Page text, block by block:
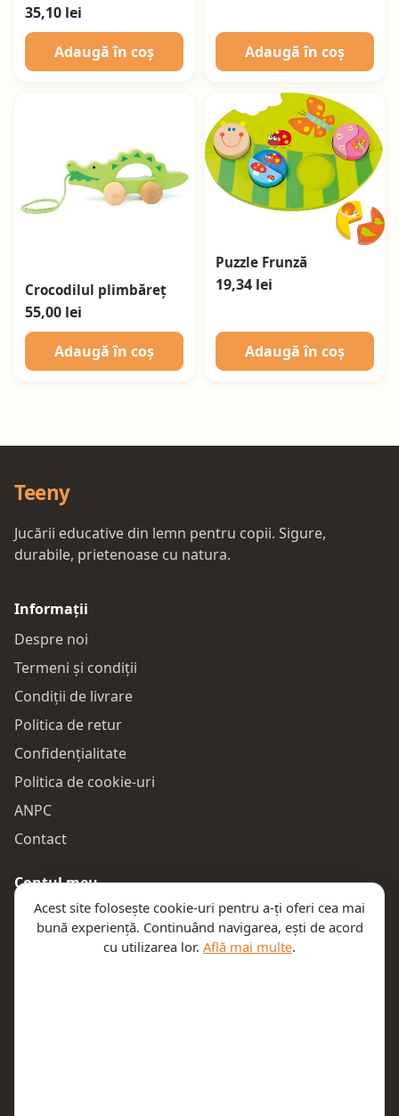
35,10 lei
Adaugă în coș
Adaugă în coș
Crocodilul plimbăreț
55,00 lei
Adaugă în coș
Puzzle Frunză
19,34 lei
Adaugă în coș
Teeny
Jucării educative din lemn pentru copii. Sigure,
durabile, prietenoase cu natura.
Informații
Despre noi
Termeni și condiții
Condiții de livrare
Politica de retur
Confidențialitate
Politica de cookie-uri
ANPC
Contact
Contul meu
Autentificare
Comenzile mele
Acest site folosește cookie-uri pentru a-ți oferi cea mai
bună experiență. Continuând navigarea, ești de acord
cu utilizarea lor. Află mai multe.